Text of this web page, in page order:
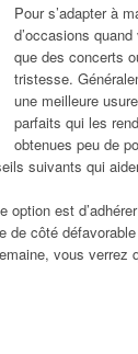
Pour s’adapter à
d’occasions
que des concerts
tristesse.
une meilleure
parfaits qui les
obtenues peu de
suivants qui
est
de côté
vous
rapide aide